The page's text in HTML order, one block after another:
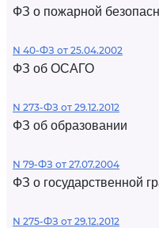
ФЗ о пожарной
N 40-ФЗ от 25.04.2002
ФЗ об ОСАГО
N 273-ФЗ от 29.12.2012
ФЗ об образовании
N 79-ФЗ от 27.07.2004
ФЗ о государственной
N 275-ФЗ от 29.12.2012